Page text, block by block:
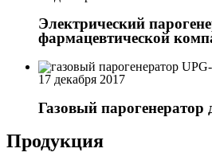
Электрический
фармацевтической
17 декабря 2017
Газовый парогенератор
Продукция